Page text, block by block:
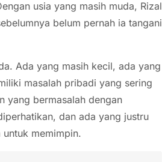
usia yang masih muda, Rizal
belum pernah ia tangani
Ada yang masih kecil, ada yang
masalah pribadi yang sering
yang bermasalah dengan
dan ada yang justru
memimpin.